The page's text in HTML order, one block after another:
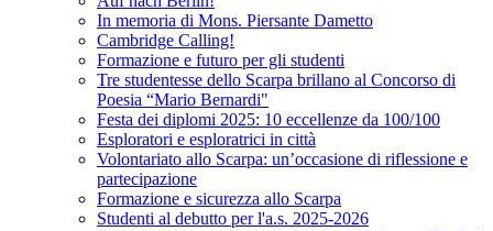
In memoria di Mons. Piersante Dametto
Cambridge Calling!
Formazione e futuro per gli studenti
Tre studentesse dello Scarpa brillano al Concorso di
Poesia “Mario Bernardi"
Festa dei diplomi 2025: 10 eccellenze da 100/100
Esploratori e esploratrici in città
Volontariato allo Scarpa: un’occasione di riflessione e
partecipazione
Formazione e sicurezza allo Scarpa
Studenti al debutto per l'a.s. 2025-2026